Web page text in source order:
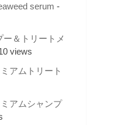
serum -
＆トリートメ
views
アムトリート
アムシャンプ